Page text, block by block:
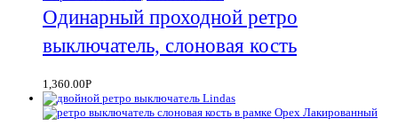
Одинарный проходной ретро
выключатель, слоновая кость
1,360.00Р